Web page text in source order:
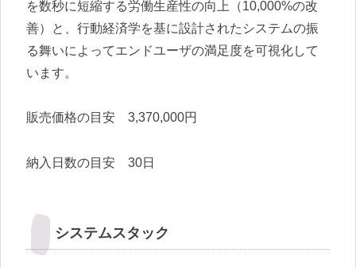
を数秒に短縮する労働生産性の向上（10,000%の改
善）と、行動経済学を基に設計されたシステムの振
る舞いによってエンドユーザの満足度を可視化して
います。
販売価格の目安 3,370,000円
納入日数の目安 30日
システムスタック